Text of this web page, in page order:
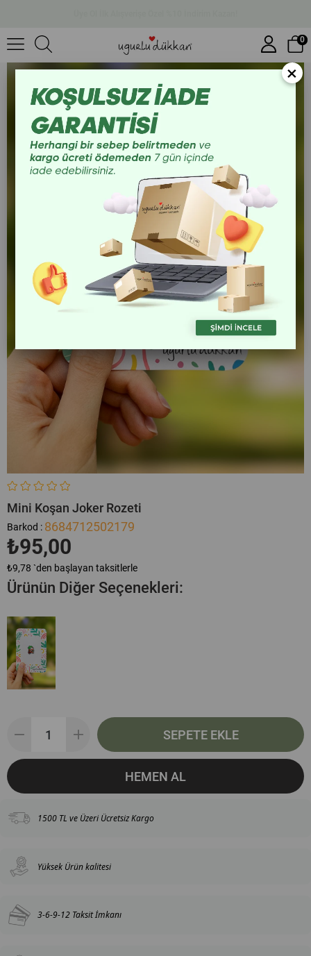
0
Mini Koşan Joker Rozeti
Barkod : 8684712502179
₺95,00
₺9,78 `den başlayan taksitlerle
Ürünün Diğer Seçenekleri:
1500 TL ve Üzeri Ücretsiz Kargo
Yüksek Ürün kalitesi
3-6-9-12 Taksit İmkanı
×